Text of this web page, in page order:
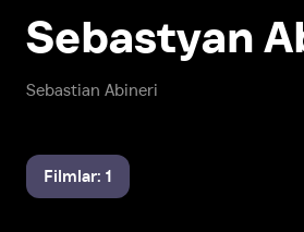
Sebastian Abineri
Sebastyan
Filmlar: 1